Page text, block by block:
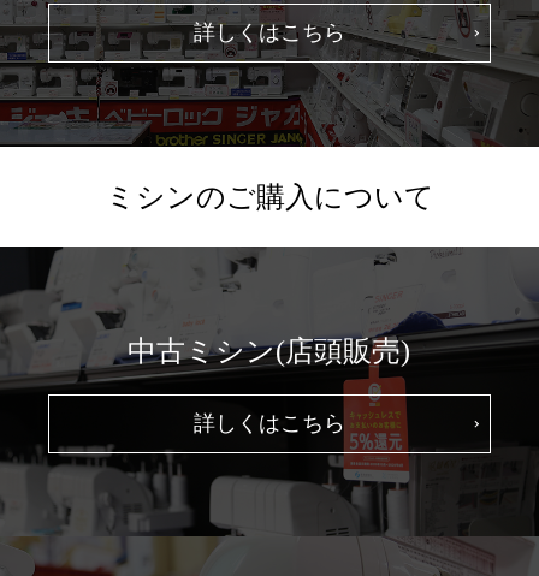
詳しくはこちら
ミシンのご購入について
中古ミシン(店頭販売)
詳しくはこちら